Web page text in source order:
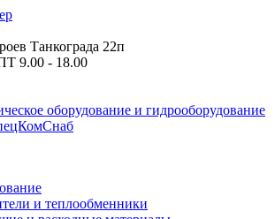
Танкограда 22п
9.00 - 18.00
и теплообменники